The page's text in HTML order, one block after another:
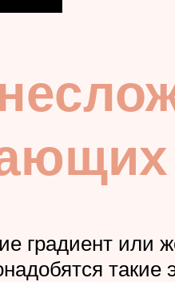
градиент или
такие